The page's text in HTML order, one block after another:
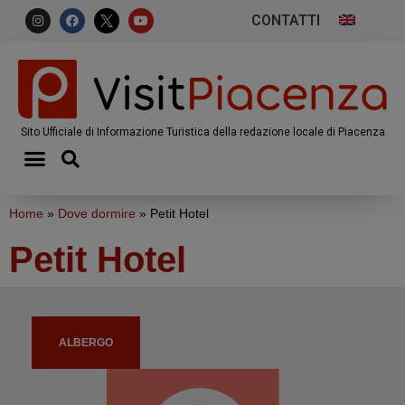
CONTATTI
Sito Ufficiale di Informazione Turistica della redazione locale di Piacenza
Home » Dove dormire » Petit Hotel
Petit Hotel
ALBERGO